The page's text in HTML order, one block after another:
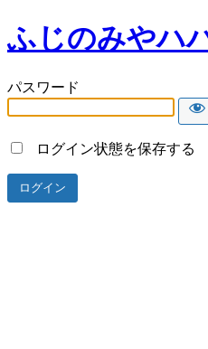
ふじのみやハ
パスワード
ログイン状態を保存する